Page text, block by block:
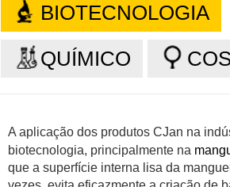
BIOTECNOLOGIA
QUÍMICO
A aplicação dos produtos CJan na
biotecnologia, principalmente na
que a superfície interna lisa da